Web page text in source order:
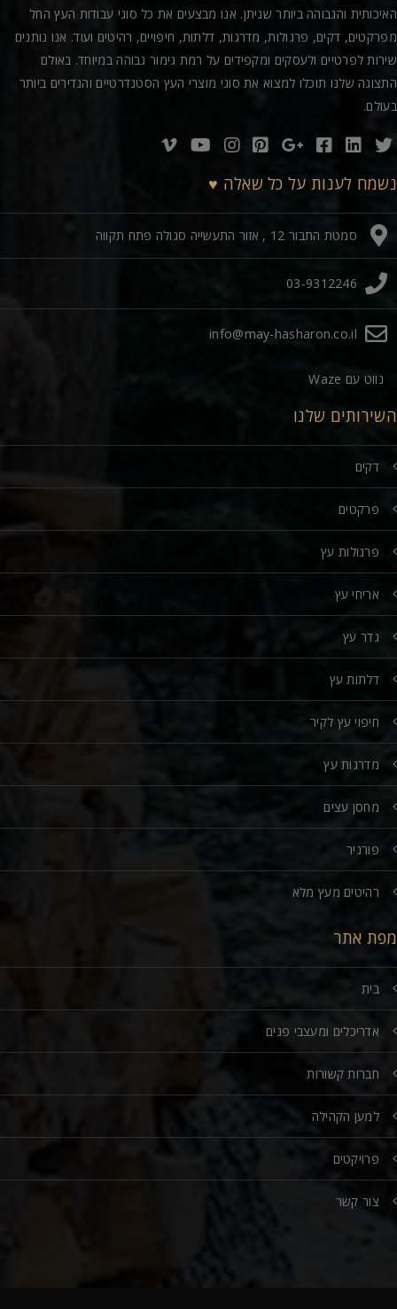
האיכותית והגבוהה ביותר שניתן. אנו מבצעים את כל סוגי עבודות העץ החל
מפרקטים, דקים, פרגולות, מדרגות, דלתות, חיפויים, רהיטים ועוד. אנו נותנים
שירות לפרטיים ולעסקים ומקפידים על רמת גימור גבוהה במיוחד. באולם
התצוגה שלנו תוכלו למצוא את סוגי מוצרי העץ הסטנדרטיים והנדירים ביותר
בעולם.
נשמח לענות על כל שאלה ♥
סמטת התבור 12 , אזור התעשייה סגולה פתח תקווה
03-9312246
info@may-hasharon.co.il
נווט עם Waze
השירותים שלנו
דקים
פרקטים
פרגולות עץ
אריחי עץ
גדר עץ
דלתות עץ
חיפוי עץ לקיר
מדרגות עץ
מחסן עצים
פורניר
רהיטים מעץ מלא
מפת אתר
בית
אדריכלים ומעצבי פנים
חברות קשורות
למען הקהילה
פרויקטים
צור קשר